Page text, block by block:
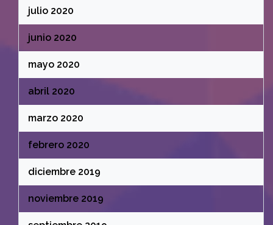
julio 2020
junio 2020
mayo 2020
abril 2020
marzo 2020
febrero 2020
diciembre 2019
noviembre 2019